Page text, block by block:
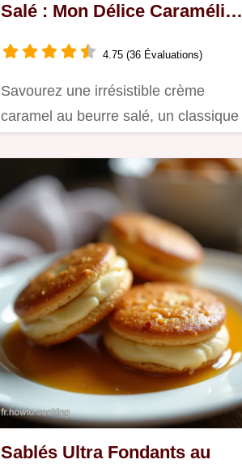
Salé : Mon Délice Caramélisé
4.75 (36 Évaluations)
Savourez une irrésistible crème
caramel au beurre salé, un classique
Sablés Ultra Fondants au